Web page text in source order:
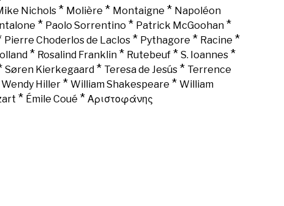
Nichols* Molière * Montaigne * Napoléon
* Paolo Sorrentino * Patrick McGoohan*
Pierre Choderlos de Laclos* Pythagore * Racine *
* Rosalind Franklin* Rutebeuf* S. Ioannes*
Søren Kierkegaard* Teresa de Jesús* Terrence
Wendy Hiller * William Shakespeare * William
* Émile Coué * Αριστοφάνης